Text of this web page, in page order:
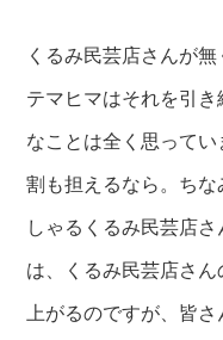
くるみ民芸店さんが
テマヒマはそれを引
なことは全く思って
割も担えるなら。 ちな
しゃるくるみ民芸店さ
は、くるみ民芸店さ
上がるのですが、皆さ